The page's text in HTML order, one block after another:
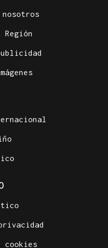
Región